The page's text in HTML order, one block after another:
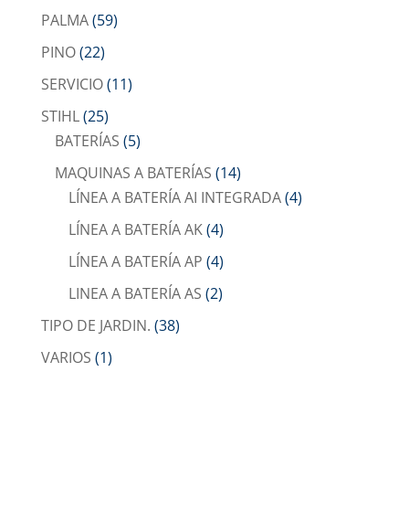
PALMA(59)
PINO(22)
SERVICIO(11)
STIHL(25)
BATERÍAS (5)
MAQUINAS A BATERÍAS (14)
LÍNEA A BATERÍA AI INTEGRADA(4)
LÍNEA A BATERÍA AK(4)
LÍNEA A BATERÍA AP (4)
LINEA A BATERÍA AS (2)
TIPO DE JARDIN. (38)
VARIOS (1)